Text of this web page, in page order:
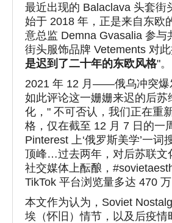
最近出现的 Balaclava 头套街
始于 2018 年，正是来自东欧
意总监 Demna Gvasalia 参与
街头服饰品牌 Vetements 对
是迟到了二十年的东欧风格"。
2021 年 12 月——俄乌冲突爆
如此评论这一姗姗来迟的后苏
化，" 不可否认，我们正在重
格，仅在截至 12 月 7 日的一
Pinterest 上‘俄罗斯美学’一词
顶峰…过去两年，对后苏联文
社交媒体上酝酿，
TikTok 平台浏览量多达 470 万
本文作为认为，Soviet
埃（怀旧）情节，以及后疫情